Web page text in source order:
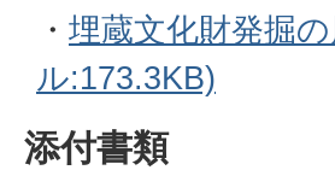
・ 埋蔵文化財発掘
ル:173.3KB)
添付書類